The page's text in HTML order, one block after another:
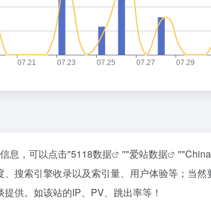
息，可以点击"5118数据 ""爱站数据 ""
搜索引擎收录以及索引量、用户体验等；当
供。如该站的IP、PV、跳出率等！